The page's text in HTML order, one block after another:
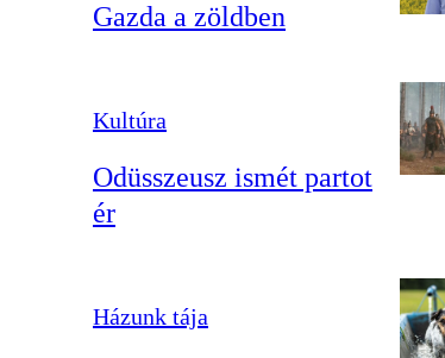
Gazda a zöldben
Kultúra
Odüsszeusz ismét partot
ér
Házunk tája